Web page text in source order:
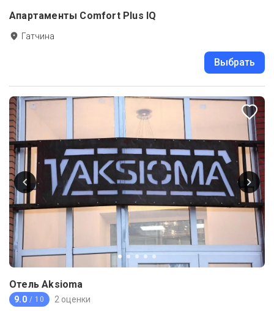
Апартаменты Comfort Plus IQ
Гатчина
Выбрать
Отель Aksioma
9.0 / 10 2 оценки